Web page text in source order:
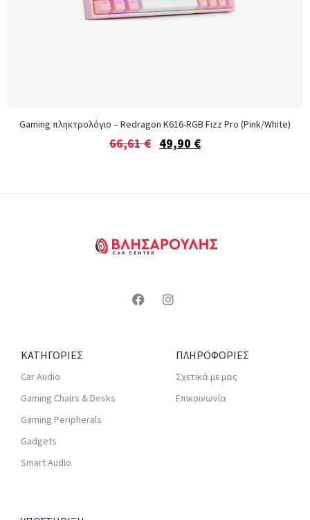
Gaming πληκτρολόγιο – Redragon K616-RGB Fizz Pro (Pink/White)
66,61€ 49,90 €
ΚΑΤΗΓΟΡΙΕΣ
Car Audio
Gaming Chairs & Desks
Gaming Peripherals
Gadgets
Smart Audio
ΠΛΗΡΟΦΟΡΙΕΣ
Σχετικά με μας
Επικοινωνία